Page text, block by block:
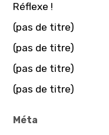
Réflexe !
(pas de titre)
(pas de titre)
(pas de titre)
(pas de titre)
Méta